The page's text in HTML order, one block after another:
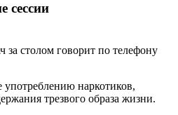
сессии
наркотиков,
трезвого образа жизни.